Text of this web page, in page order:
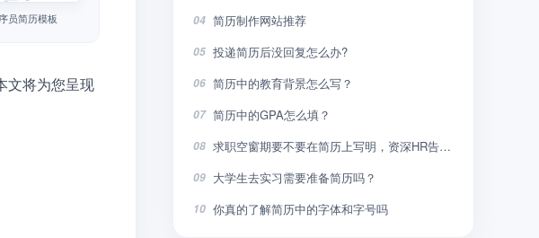
员简历模板
文将为您呈现
04 简历制作网站推荐
05 投递简历后没回复怎么办?
06 简历中的教育背景怎么写？
07 简历中的GPA怎么填？
08 求职空窗期要不要在简历上写明，资深HR告诉你
09 大学生去实习需要准备简历吗？
10 你真的了解简历中的字体和字号吗